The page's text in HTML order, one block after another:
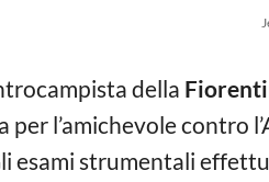
della
per l’amichevole contro
esami strumentali